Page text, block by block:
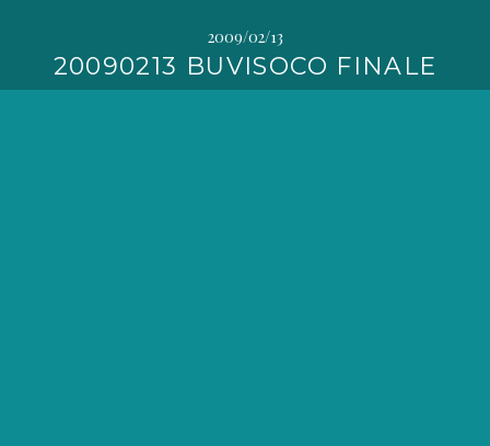
2009/02/13
20090213 BUVISOCO FINALE